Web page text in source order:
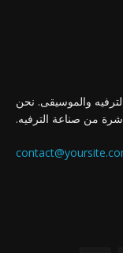
والموسيقى. نحن
من صناعة الترفيه.